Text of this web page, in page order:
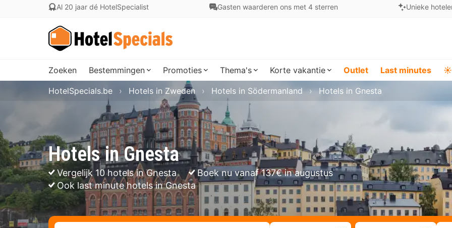
Al 20 jaar dé HotelSpecialist Gasten waarderen ons met 4 sterren Unieke
Zoeken Bestemmingen Promoties Thema's Korte vakantie Outlet Last minutes ☀️
Hotels in Gnesta
Vergelijk 10 hotels in Gnesta
Boek nu vanaf 137€ in augustus
Ook last minute hotels in Gnesta
HotelSpecials.be Hotels in Zweden Hotels in Södermanland Hotels in Gnesta